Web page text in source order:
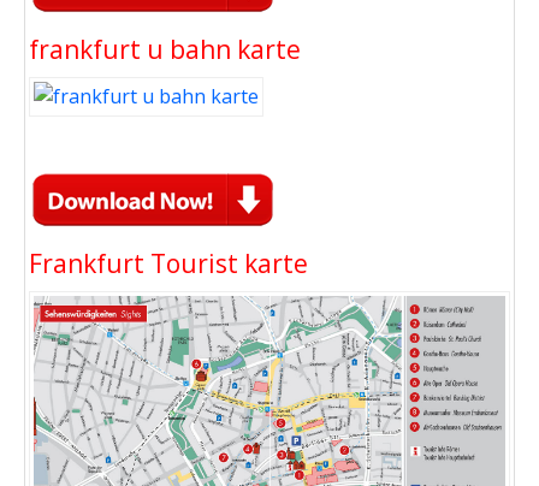
frankfurt u bahn karte
Frankfurt Tourist karte